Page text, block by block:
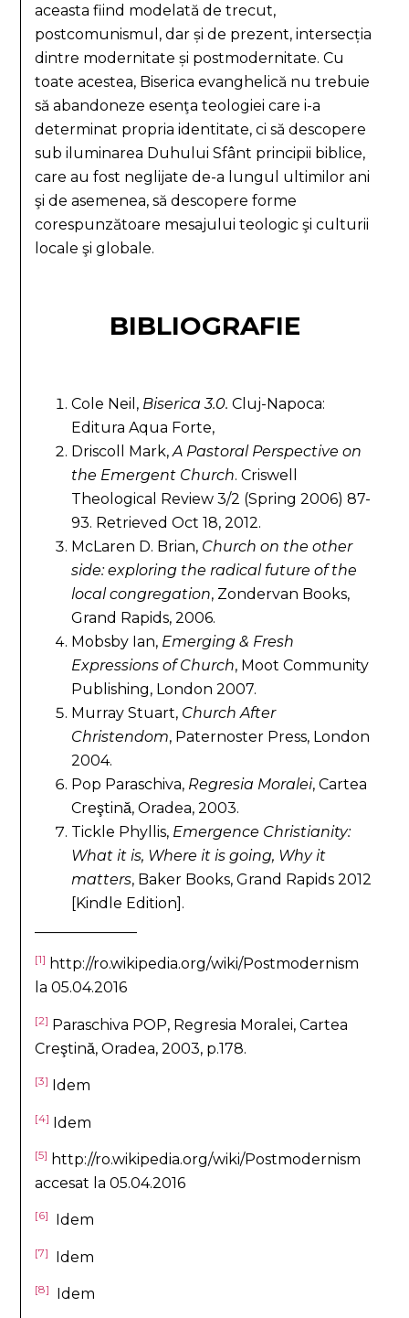
aceasta fiind modelată de trecut,
postcomunismul, dar și de prezent, intersecția
dintre modernitate și postmodernitate. Cu
toate acestea, Biserica evanghelică nu trebuie
să abandoneze esenţa teologiei care i-a
determinat propria identitate, ci să descopere
sub iluminarea Duhului Sfânt principii biblice,
care au fost neglijate de-a lungul ultimilor ani
şi de asemenea, să descopere forme
corespunzătoare mesajului teologic şi culturii
locale şi globale.
BIBLIOGRAFIE
Cole Neil, Biserica 3.0.Cluj-Napoca:
Editura Aqua Forte,
Driscoll Mark,A Pastoral Perspective on
the Emergent Church. Criswell
Theological Review 3/2 (Spring 2006) 87-
93. Retrieved Oct 18, 2012.
McLaren D. Brian, Church on the other
side: exploring the radical future of the
local congregation, Zondervan Books,
Grand Rapids, 2006.
Mobsby Ian, Emerging & Fresh
Expressions of Church, Moot Community
Publishing, London 2007.
Murray Stuart, Church After
Christendom, Paternoster Press, London
2004.
Pop Paraschiva, Regresia Moralei, Cartea
Creştină, Oradea, 2003.
Tickle Phyllis, Emergence Christianity:
What it is, Where it is going, Why it
matters, Baker Books, Grand Rapids 2012
[Kindle Edition].
[1] http://ro.wikipedia.org/wiki/Postmodernism
la 05.04.2016
[2] Paraschiva POP, Regresia Moralei, Cartea
Creştină, Oradea, 2003, p.178.
[3] Idem
[4] Idem
[5] http://ro.wikipedia.org/wiki/Postmodernism
accesat la 05.04.2016
[6] Idem
[7] Idem
[8] Idem